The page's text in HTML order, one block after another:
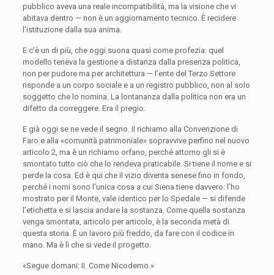
pubblico aveva una reale incompatibilità, ma la visione che vi
abitava dentro — non è un aggiornamento tecnico. È recidere
l’istituzione dalla sua anima.
E c’è un di più, che oggi suona quasi come profezia: quel
modello teneva la gestione a distanza dalla presenza politica,
non per pudore ma per architettura — l’ente del Terzo Settore
risponde a un corpo sociale e a un registro pubblico, non al solo
soggetto che lo nomina. La lontananza dalla politica non era un
difetto da correggere. Era il pregio.
E già oggi se ne vede il segno. Il richiamo alla Convenzione di
Faro e alla «comunità patrimoniale» sopravvive perfino nel nuovo
articolo 2, ma è un richiamo orfano, perché attorno gli si è
smontato tutto ciò che lo rendeva praticabile. Si tiene il nome e si
perde la cosa. Ed è qui che il vizio diventa senese fino in fondo,
perché i nomi sono l’unica cosa a cui Siena tiene davvero: l’ho
mostrato per il Monte, vale identico per lo Spedale — si difende
l’etichetta e si lascia andare la sostanza. Come quella sostanza
venga smontata, articolo per articolo, è la seconda metà di
questa storia. È un lavoro più freddo, da fare con il codice in
mano. Ma è lì che si vede il progetto.
«Segue domani: II. Come Nicodemo.»